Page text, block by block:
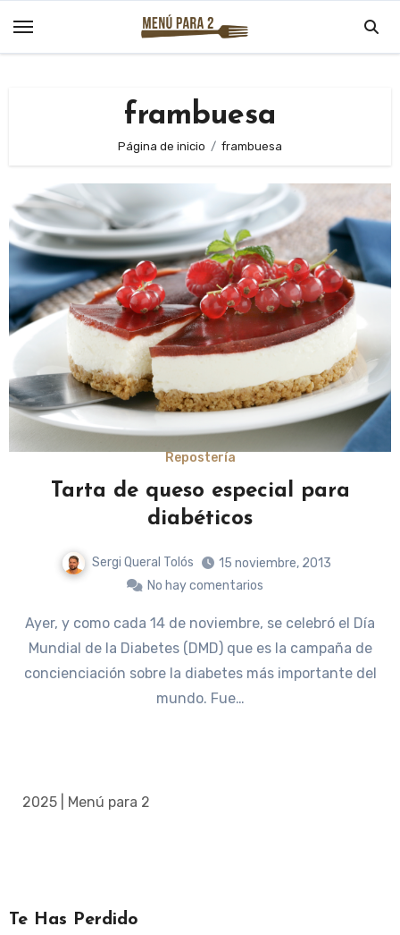
frambuesa
Página de inicio frambuesa
Repostería
Tarta de queso especial para
diabéticos
Sergi Queral Tolós
15 noviembre, 2013
No hay comentarios
Ayer, y como cada 14 de noviembre, se celebró el Día
Mundial de la Diabetes (DMD) que es la campaña de
concienciación sobre la diabetes más importante del
mundo. Fue…
2025 | Menú para 2
Te Has Perdido